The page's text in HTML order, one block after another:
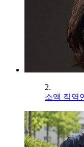
2.
소액 직역